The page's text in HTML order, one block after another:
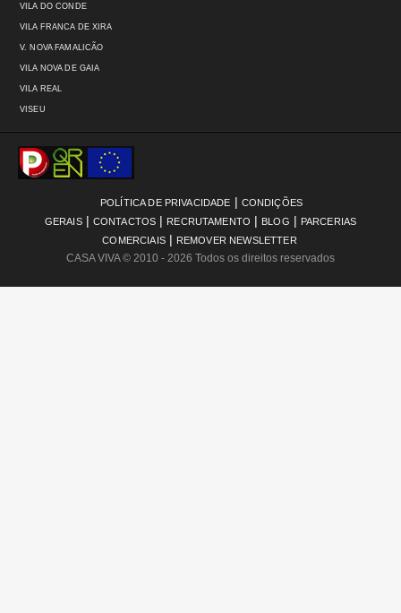
VILA DO CONDE
VILA FRANCA DE XIRA
V. NOVA FAMALICÃO
VILA NOVA DE GAIA
VILA REAL
VISEU
POLÍTICA DE PRIVACIDADE | CONDIÇÕES
GERAIS | CONTACTOS | RECRUTAMENTO | BLOG | PARCERIAS
COMERCIAIS | REMOVER NEWSLETTER
CASA VIVA© 2010 - 2026 Todos os direitos reservados